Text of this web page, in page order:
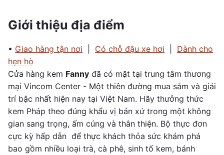
Giới thiệu địa điểm
• Giao hàng tận nơi Có chỗ đậu xe hơi
Dành cho
hẹn hò
Cửa hàng kem Fanny đã có mặt tại trung tâm thương
mại Vincom Center - Một thiên đường mua sắm và giải
trí bậc nhất hiện nay tại Việt Nam. Hãy thưởng thức
kem Pháp theo đúng khẩu vị bản xứ trong một không
gian sang trọng, ấm cúng và thân thiện. Bộ thực đơn
cực kỳ hấp dẫn để thực khách thỏa sức khám phá
bao gồm nhiều loại trà, cà phê, sinh tố kem, bánh